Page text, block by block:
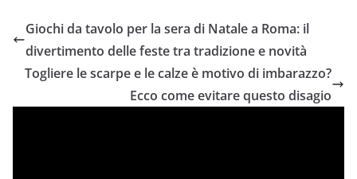
Giochi da tavolo per la sera di Natale a Roma: il
divertimento delle feste tra tradizione e novità
Togliere le scarpe e le calze è motivo di imbarazzo?
Ecco come evitare questo disagio